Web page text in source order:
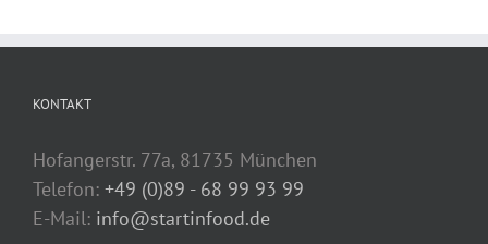
KONTAKT
Hofangerstr. 77a, 81735 München
Telefon: +49 (0)89 - 68 99 93 99
E-Mail: info@startinfood.de